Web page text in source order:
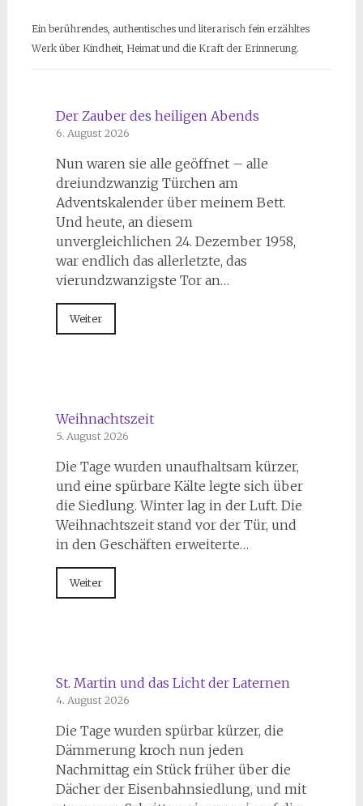
Ein berührendes, authentisches und literarisch fein erzähltes
Werk über Kindheit, Heimat und die Kraft der Erinnerung.
Der Zauber des heiligen Abends
6. August 2026
Nun waren sie alle geöffnet – alle
dreiundzwanzig Türchen am
Adventskalender über meinem Bett.
Und heute, an diesem
unvergleichlichen 24. Dezember 1958,
war endlich das allerletzte, das
vierundzwanzigste Tor an…
Weiter
Weihnachtszeit
5. August 2026
Die Tage wurden unaufhaltsam kürzer,
und eine spürbare Kälte legte sich über
die Siedlung. Winter lag in der Luft. Die
Weihnachtszeit stand vor der Tür, und
in den Geschäften erweiterte…
Weiter
St. Martin und das Licht der Laternen
4. August 2026
Die Tage wurden spürbar kürzer, die
Dämmerung kroch nun jeden
Nachmittag ein Stück früher über die
Dächer der Eisenbahnsiedlung, und mit